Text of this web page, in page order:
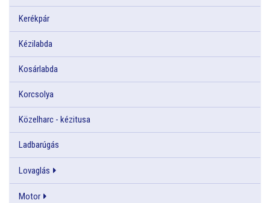
Kerékpár
Kézilabda
Kosárlabda
Korcsolya
Közelharc - kézitusa
Ladbarúgás
Lovaglás
Motor